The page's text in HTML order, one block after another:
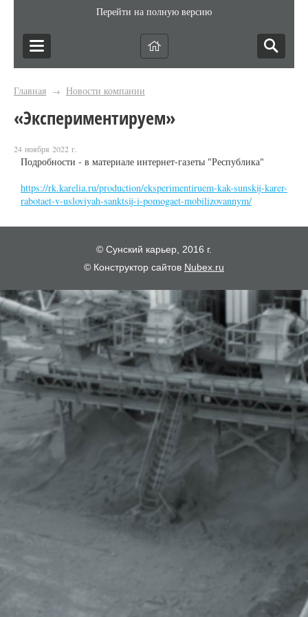
Перейти на полную версию
Главная → Новости компании
«Экспериментируем»
24 ноября 2022 г.
Подробности - в материале интернет-газеты "Республика"
https://rk.karelia.ru/production/eksperimentiruem-kak-sunskij-karer-
rabotaet-v-usloviyah-sanktsij-i-pomogaet-mobilizovannym/
© Сунский карьер, 2016 г.
© Конструктор сайтов Nubex.ru